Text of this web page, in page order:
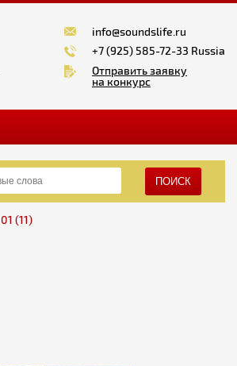
info@soundslife.ru
+7 (925) 585-72-33 Russia
Отправить заявку
на конкурс
ПОИСК
01 (11)